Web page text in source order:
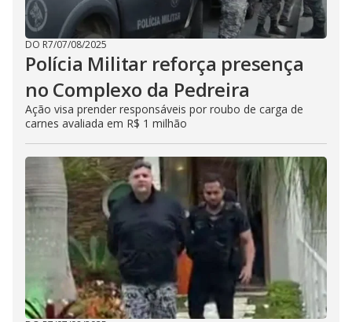
DO R7/07/08/2025
Polícia Militar reforça presença
no Complexo da Pedreira
Ação visa prender responsáveis por roubo de carga de
carnes avaliada em R$ 1 milhão